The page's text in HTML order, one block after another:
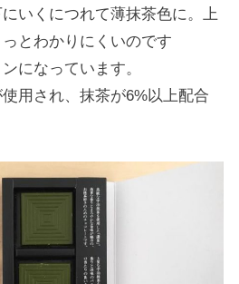
いくにつれて薄抹茶色に。上
とわかりにくいのです
になっています。
用され、抹茶が6%以上配合